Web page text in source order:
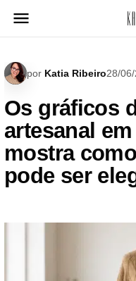
para
por Katia Ribeiro28/
Os gráficos
artesanal
mostra
pode ser